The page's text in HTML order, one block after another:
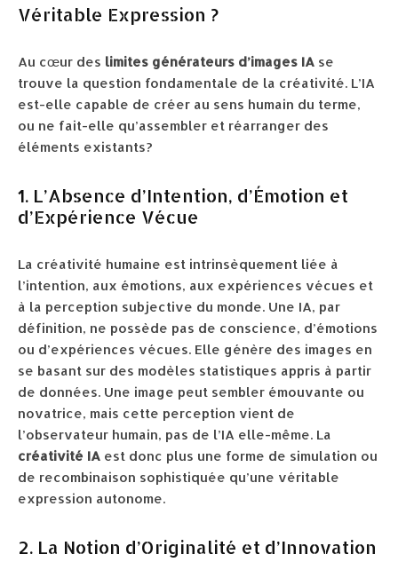
Véritable Expression ?
Au cœur des limites générateurs d’images IA se
trouve la question fondamentale de la créativité. L’IA
est-elle capable de créer au sens humain du terme,
ou ne fait-elle qu’assembler et réarranger des
éléments existants?
1. L’Absence d’Intention, d’Émotion et
d’Expérience Vécue
La créativité humaine est intrinsèquement liée à
l’intention, aux émotions, aux expériences vécues et
à la perception subjective du monde. Une IA, par
définition, ne possède pas de conscience, d’émotions
ou d’expériences vécues. Elle génère des images en
se basant sur des modèles statistiques appris à partir
de données. Une image peut sembler émouvante ou
novatrice, mais cette perception vient de
l’observateur humain, pas de l’IA elle-même. La
créativité IA est donc plus une forme de simulation ou
de recombinaison sophistiquée qu’une véritable
expression autonome.
2. La Notion d’Originalité et d’Innovation